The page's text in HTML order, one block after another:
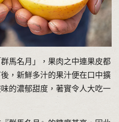
馬名月」，果肉之中連果皮都
，新鮮多汁的果汁便在口中擴
的濃郁甜度，著實令人大吃一